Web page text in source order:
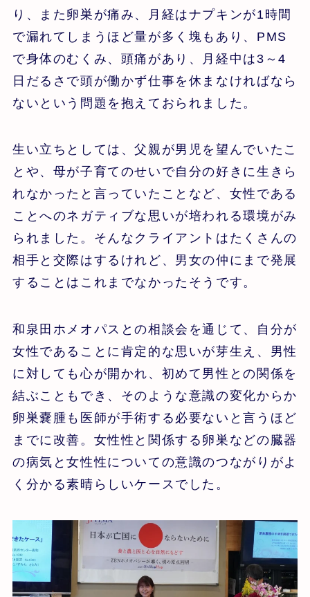
り、また卵巣が痛み、月経はナプキンが1時間
で漏れてしまうほど量が多く塊もあり、PMS
で身体のむくみ、頭痛があり、月経中は3～4
日だるさで頭が働かず仕事を休まなければなら
ないという問題を抱えておられました。
生い立ちとしては、父親が男児を望んでいたこ
とや、母が子育てのせいで自分の好きに生きら
れなかったと言っていたことなど、女性である
ことへのネガティブな思いが培われる環境がみ
られました。そんなクライアントはたくさんの
相手と交際はするけれど、男女の仲にまで発展
することはこれまでなかったそうです。
和泉田ホメオパスとの相談会を通じて、自分が
女性であることに肯定的な思いが芽生え、男性
に対しても心が開かれ、初めて男性との関係を
結ぶこともでき、そのような意識の変化からか
卵巣嚢腫も医師が手術する必要ないと言うほど
までに改善。女性性と関係する卵巣などの臓器
の病気と女性性についての意識のつながりがよ
く分かる素晴らしいケースでした。